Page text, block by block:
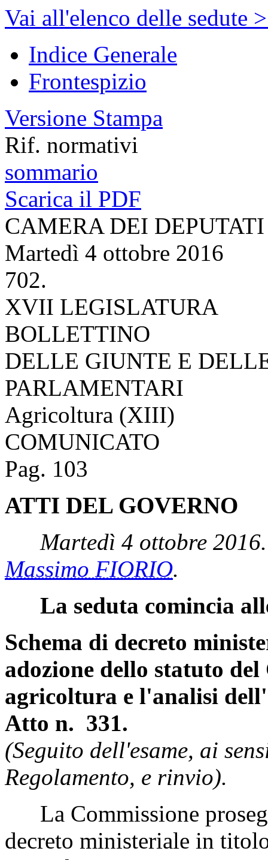
Vai all'elenco delle sedute
Indice Generale
Frontespizio
Versione Stampa
Rif. normativi
sommario
Scarica il PDF
CAMERA DEI DEPUTATI
Martedì 4 ottobre 2016
702.
XVII LEGISLATURA
BOLLETTINO
DELLE GIUNTE E
PARLAMENTARI
Agricoltura (XIII)
COMUNICATO
Pag. 103
ATTI DEL GOVERNO
Martedì 4 ottobre
Massimo FIORIO.
La seduta comincia
Schema di decreto
adozione dello statuto
agricoltura e l'analisi
Atto n. 331.
(Seguito dell'esame, ai
Regolamento, e rinvio).
La Commissione
decreto ministeriale in